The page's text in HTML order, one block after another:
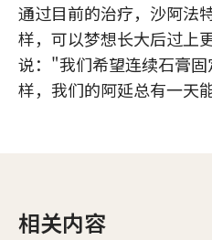
通过目前的治疗，沙阿法
样，可以梦想长大后过上
说："我们希望连续石膏
样，我们的阿延总有一天
相关内容